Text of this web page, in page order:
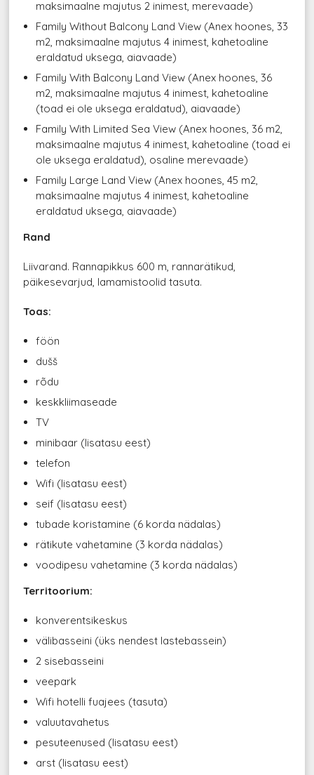
maksimaalne majutus 2 inimest, merevaade)
Family Without Balcony Land View (Anex hoones, 33
m2, maksimaalne majutus 4 inimest, kahetoaline
eraldatud uksega, aiavaade)
Family With Balcony Land View (Anex hoones, 36
m2, maksimaalne majutus 4 inimest, kahetoaline
(toad ei ole uksega eraldatud), aiavaade)
Family With Limited Sea View (Anex hoones, 36 m2,
maksimaalne majutus 4 inimest, kahetoaline (toad ei
ole uksega eraldatud), osaline merevaade)
Family Large Land View (Anex hoones, 45 m2,
maksimaalne majutus 4 inimest, kahetoaline
eraldatud uksega, aiavaade)
Rand
Liivarand. Rannapikkus 600 m, rannarätikud,
päikesevarjud, lamamistoolid tasuta.
Toas:
föön
dušš
rõdu
keskkliimaseade
TV
minibaar (lisatasu eest)
telefon
Wifi (lisatasu eest)
seif (lisatasu eest)
tubade koristamine (6 korda nädalas)
rätikute vahetamine (3 korda nädalas)
voodipesu vahetamine (3 korda nädalas)
Territoorium:
konverentsikeskus
välibasseini (üks nendest lastebassein)
2 sisebasseini
veepark
Wifi hotelli fuajees (tasuta)
valuutavahetus
pesuteenused (lisatasu eest)
arst (lisatasu eest)